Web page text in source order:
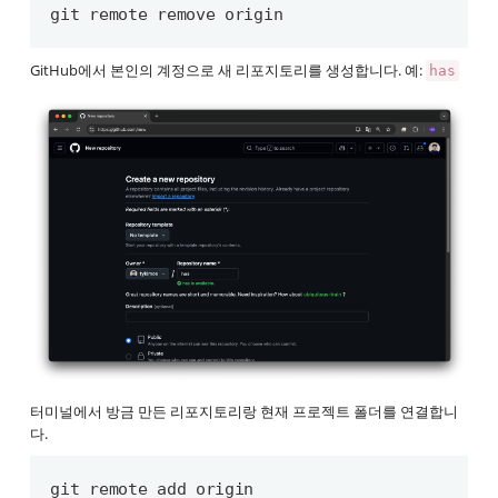
git remote remove origin
GitHub에서 본인의 계정으로 새 리포지토리를 생성합니다. 예: has
터미널에서 방금 만든 리포지토리랑 현재 프로젝트 폴더를 연결합니
다.
git remote add origin